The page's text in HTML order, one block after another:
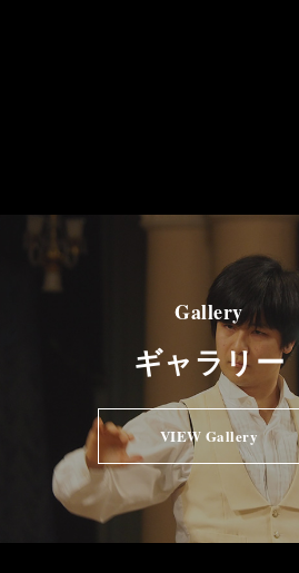
Gallery
ギャラリー
VIEW Gallery